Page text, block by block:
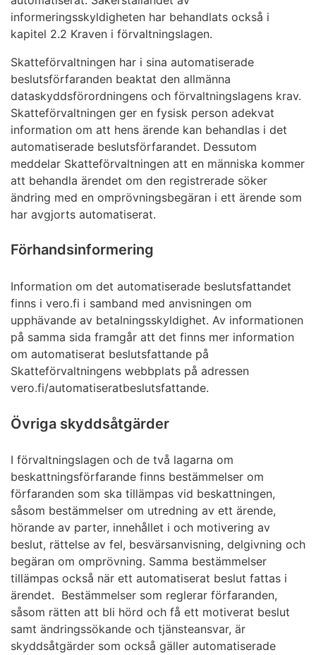
informeringsskyldigheten har behandlats också i
kapitel 2.2 Kraven i förvaltningslagen.
Skatteförvaltningen har i sina automatiserade
beslutsförfaranden beaktat den allmänna
dataskyddsförordningens och förvaltningslagens krav.
Skatteförvaltningen ger en fysisk person adekvat
information om att hens ärende kan behandlas i det
automatiserade beslutsförfarandet. Dessutom
meddelar Skatteförvaltningen att en människa kommer
att behandla ärendet om den registrerade söker
ändring med en omprövningsbegäran i ett ärende som
har avgjorts automatiserat.
Förhandsinformering
Information om det automatiserade beslutsfattandet
finns i vero.fi i samband med anvisningen om
upphävande av betalningsskyldighet. Av informationen
på samma sida framgår att det finns mer information
om automatiserat beslutsfattande på
Skatteförvaltningens webbplats på adressen
vero.fi/automatiseratbeslutsfattande.
Övriga skyddsåtgärder
I förvaltningslagen och de två lagarna om
beskattningsförfarande finns bestämmelser om
förfaranden som ska tillämpas vid beskattningen,
såsom bestämmelser om utredning av ett ärende,
hörande av parter, innehållet i och motivering av
beslut, rättelse av fel, besvärsanvisning, delgivning och
begäran om omprövning. Samma bestämmelser
tillämpas också när ett automatiserat beslut fattas i
ärendet. Bestämmelser som reglerar förfaranden,
såsom rätten att bli hörd och få ett motiverat beslut
samt ändringssökande och tjänsteansvar, är
skyddsåtgärder som också gäller automatiserade